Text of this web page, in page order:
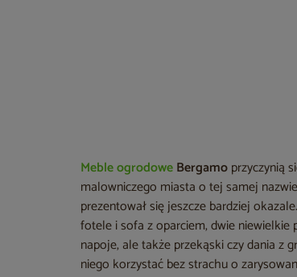
Meble ogrodoweBergamoprzyczynią
malowniczego miasta o tej samej
prezentował się jeszcze bardziej
fotele i sofa z oparciem, dwie
napoje, ale także przekąski czy dania z
niego korzystać bez strachu o